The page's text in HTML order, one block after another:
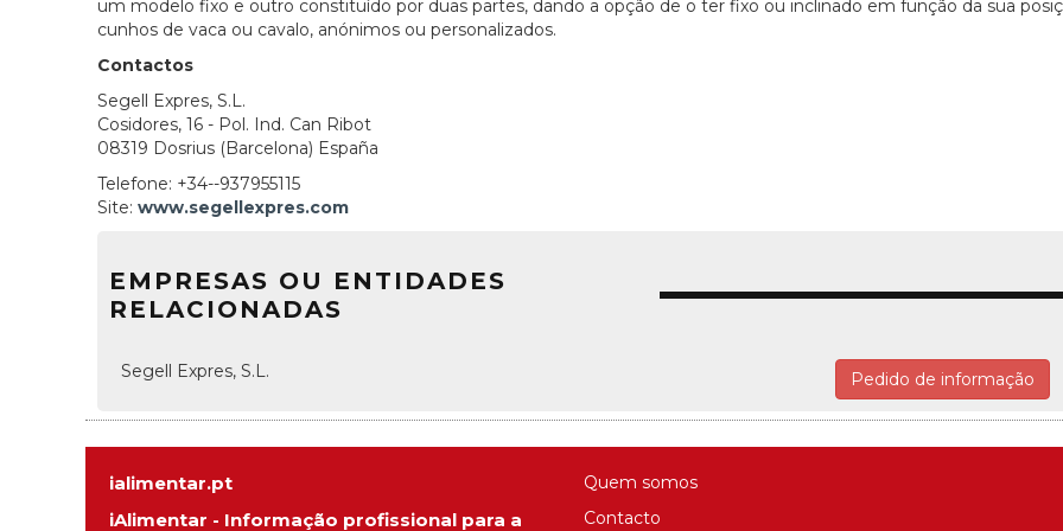
um modelo fixo e outro constituído por duas partes, dando a opção de o ter fixo ou inclinado em função da sua
cunhos de vaca ou cavalo, anónimos ou personalizados.
Contactos
Segell Expres, S.L.
Cosidores, 16 - Pol. Ind. Can Ribot
08319 Dosrius (Barcelona) España
Telefone: +34--937955115
Site: www.segellexpres.com
EMPRESAS OU ENTIDADES
RELACIONADAS
Segell Expres, S.L. Pedido de informação
ialimentar.pt
iAlimentar - Informação profissional para a
Quem somos
Contacto